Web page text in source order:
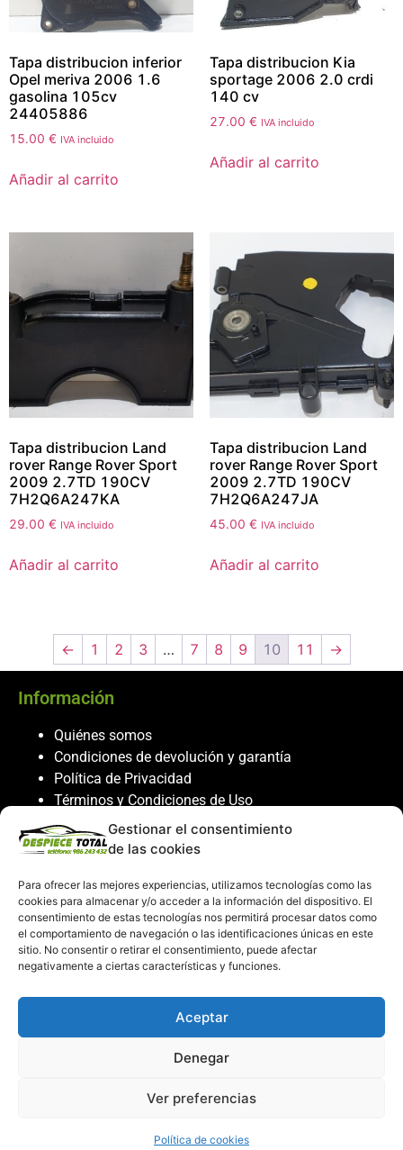
Gestionar el consentimiento
de las cookies
Para ofrecer las mejores experiencias, utilizamos tecnologías como las
cookies para almacenar y/o acceder a la información del dispositivo. El
consentimiento de estas tecnologías nos permitirá procesar datos como
el comportamiento de navegación o las identificaciones únicas en este
sitio. No consentir o retirar el consentimiento, puede afectar
negativamente a ciertas características y funciones.
Aceptar
Denegar
Ver preferencias
Política de cookies
Tapa distribucion inferior
Opel meriva 2006 1.6
gasolina 105cv
24405886
15.00 € IVA incluido
Añadir al carrito
Tapa distribucion Kia
sportage 2006 2.0 crdi
140 cv
27.00 € IVA incluido
Añadir al carrito
Tapa distribucion Land
rover Range Rover Sport
2009 2.7TD 190CV
7H2Q6A247KA
29.00 € IVA incluido
Añadir al carrito
Tapa distribucion Land
rover Range Rover Sport
2009 2.7TD 190CV
7H2Q6A247JA
45.00 € IVA incluido
Añadir al carrito
← 1 2 3 … 7 8 9 10 11 →
Información
Quiénes somos
Condiciones de devolución y garantía
Política de Privacidad
Términos y Condiciones de Uso
Política de Cookies
Servicio al cliente
Contacto
986 243 432
608 867 074
recambiosdespiecetotal@gmail.com
Mi cuenta
Mi Cuenta